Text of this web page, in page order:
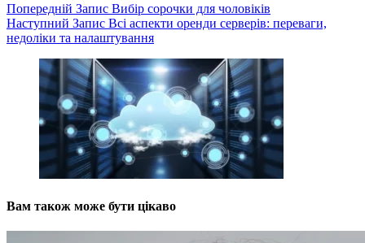
Попередній Запис Вибір сорочки для чоловіків
Наступний Запис Всі аспекти оренди серверів: переваги,
недоліки та налаштування
Вам також може бути цікаво